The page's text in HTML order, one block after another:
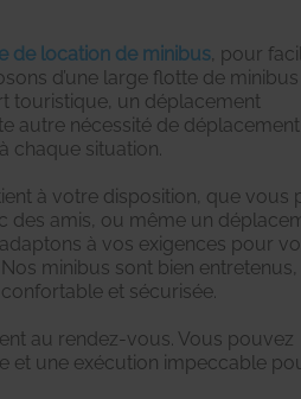
de location de minibus, pour
d’une large flotte de minibus
touristique, un déplacement
autre nécessité de
chaque situation.
à votre disposition, que vous
des amis, ou même un
à vos exigences pour
minibus sont bien entretenus,
et sécurisée.
au rendez-vous. Vous pouvez
et une exécution impeccable